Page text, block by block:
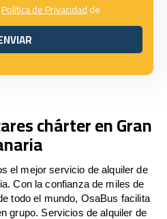
Política de Privacidadde
chárter en Gran
el mejor servicio de alquiler de
Con la confianza de miles de
todo el mundo, OsaBus facilita
grupo. Servicios de alquiler de